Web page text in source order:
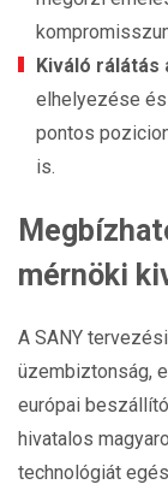
Kiváló rálátás
elhelyezése
pontos
is.
mérnöki
A SANY
üzembiztonság,
európai
hivatalos
technológiát